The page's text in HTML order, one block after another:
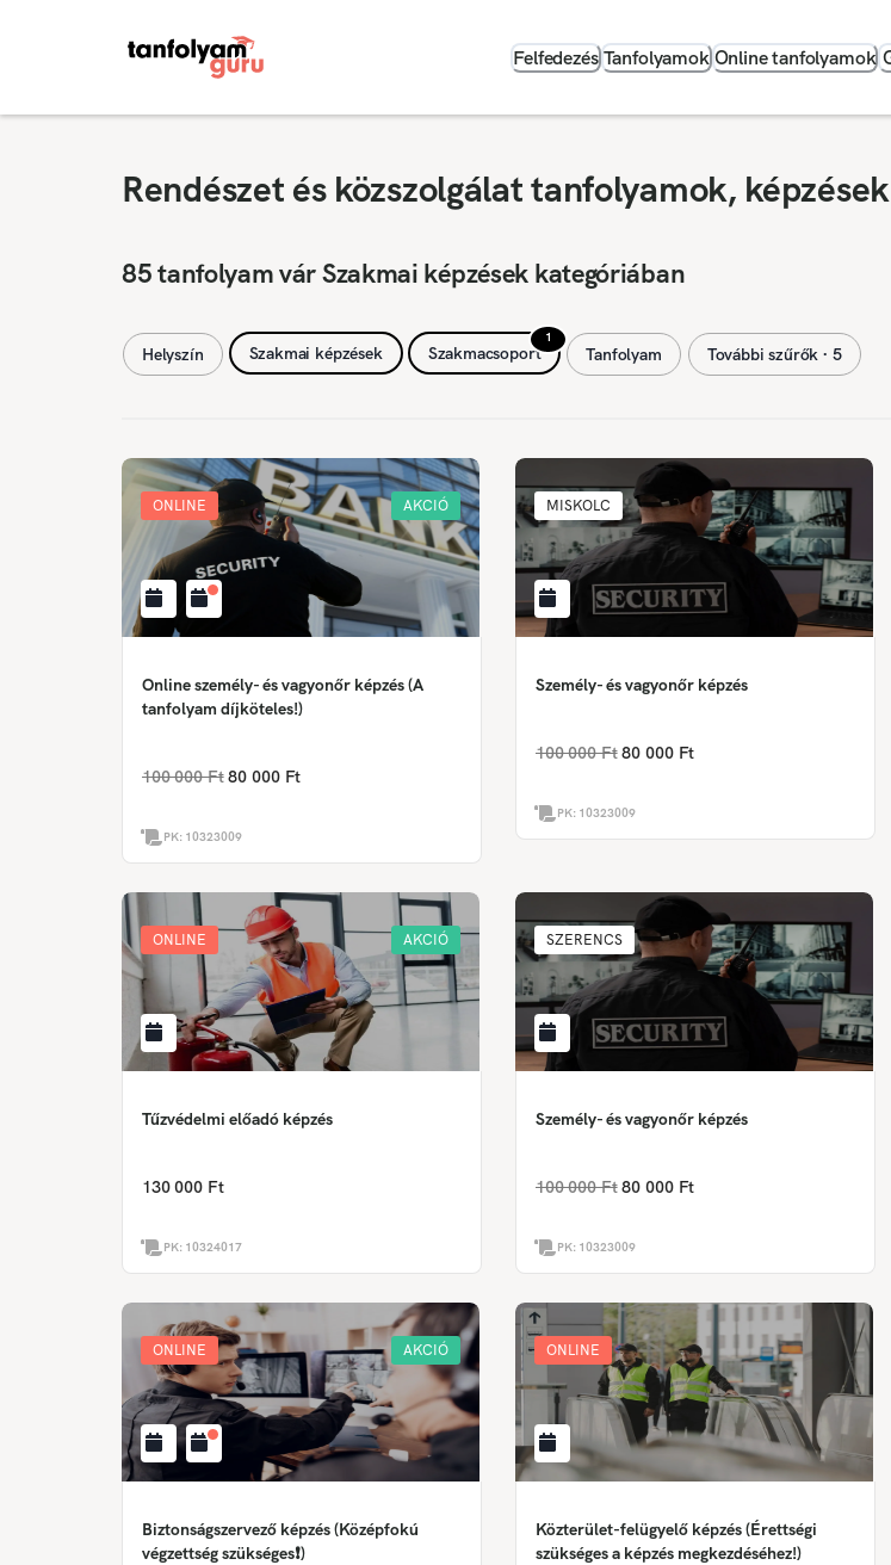
Felfedezés Tanfolyamok Online tanfolyamok
Rendészet és közszolgálat tanfolyamok, képzések
85 tanfolyam vár Szakmai képzések kategóriában
Helyszín Szakmai képzések
1
Szakmacsoport Tanfolyam További szűrők ∙ 5
ONLINE AKCIÓ
Online személy- és vagyonőr képzés (A
tanfolyam díjköteles!)
100 000 Ft 80 000 Ft
PK: 10323009
MISKOLC
Személy- és vagyonőr képzés
100 000 Ft 80 000 Ft
PK: 10323009
ONLINE AKCIÓ
Tűzvédelmi előadó képzés
130 000 Ft
PK: 10324017
SZERENCS
Személy- és vagyonőr képzés
100 000 Ft 80 000 Ft
PK: 10323009
ONLINE AKCIÓ
Biztonságszervező képzés (Középfokú
végzettség szükséges❗)
ONLINE
Közterület-felügyelő képzés (Érettségi
szükséges a képzés megkezdéséhez!)